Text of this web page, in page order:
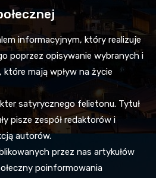
informacyjnym, który realizuje
poprzez opisywanie wybranych i
mają wpływ na życie
satyrycznego felietonu. Tytuł
pisze zespół redaktorów i
autorów.
przez nas artykułów
poinformowania